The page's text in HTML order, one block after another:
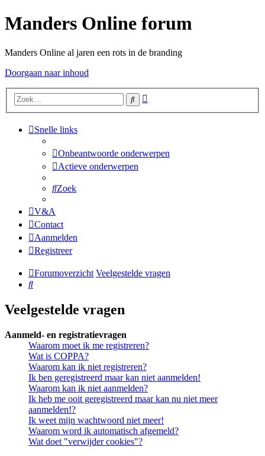
Manders Online forum
Manders Online al jaren een rots in de branding
Doorgaan naar inhoud
Zoek
Snelle links
Onbeantwoorde onderwerpen
Actieve onderwerpen
Zoek
V&A
Contact
Aanmelden
Registreer
Forumoverzicht Veelgestelde vragen
Zoek
Veelgestelde vragen
Aanmeld- en registratievragen
Waarom moet ik me registreren?
Wat is COPPA?
Waarom kan ik niet registreren?
Ik ben geregistreerd maar kan niet aanmelden!
Waarom kan ik niet aanmelden?
Ik heb me ooit geregistreerd maar kan nu niet meer
aanmelden!?
Ik weet mijn wachtwoord niet meer!
Waarom word ik automatisch afgemeld?
Wat doet "verwijder cookies"?